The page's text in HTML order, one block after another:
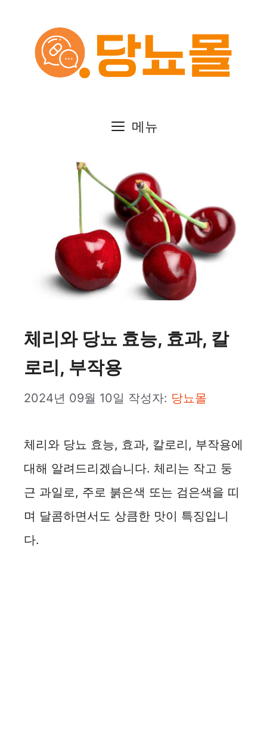
메뉴
체리와 당뇨 효능, 효과, 칼
로리, 부작용
2024년 09월 10일 작성자: 당뇨몰
체리와 당뇨 효능, 효과, 칼로리, 부작용에
대해 알려드리겠습니다. 체리는 작고 둥
근 과일로, 주로 붉은색 또는 검은색을 띠
며 달콤하면서도 상큼한 맛이 특징입니
다.